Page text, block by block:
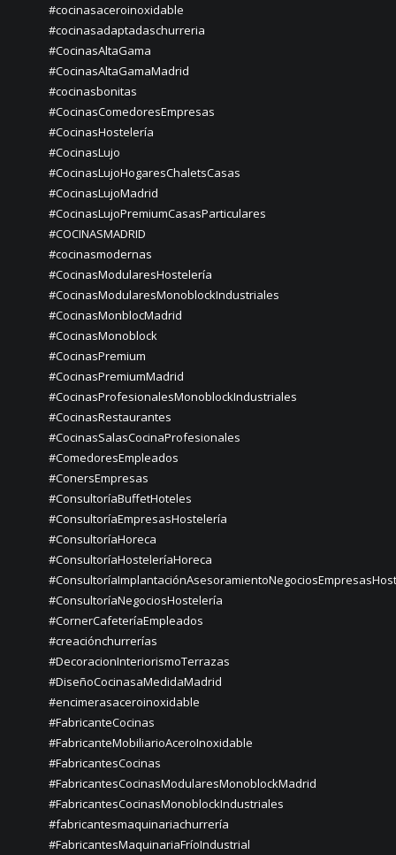
#cocinasaceroinoxidable
#cocinasadaptadaschurreria
#CocinasAltaGama
#CocinasAltaGamaMadrid
#cocinasbonitas
#CocinasComedoresEmpresas
#CocinasHostelería
#CocinasLujo
#CocinasLujoHogaresChaletsCasas
#CocinasLujoMadrid
#CocinasLujoPremiumCasasParticulares
#COCINASMADRID
#cocinasmodernas
#CocinasModularesHostelería
#CocinasModularesMonoblockIndustriales
#CocinasMonblocMadrid
#CocinasMonoblock
#CocinasPremium
#CocinasPremiumMadrid
#CocinasProfesionalesMonoblockIndustriales
#CocinasRestaurantes
#CocinasSalasCocinaProfesionales
#ComedoresEmpleados
#ConersEmpresas
#ConsultoríaBuffetHoteles
#ConsultoríaEmpresasHostelería
#ConsultoríaHoreca
#ConsultoríaHosteleríaHoreca
#ConsultoríaNegociosHostelería
#CornerCafeteríaEmpleados
#creaciónchurrerías
#DecoracionInteriorismoTerrazas
#DiseñoCocinasaMedidaMadrid
#encimerasaceroinoxidable
#FabricanteCocinas
#FabricanteMobiliarioAceroInoxidable
#FabricantesCocinas
#FabricantesCocinasModularesMonoblockMadrid
#FabricantesCocinasMonoblockIndustriales
#fabricantesmaquinariachurrería
#FabricantesMaquinariaFríoIndustrial